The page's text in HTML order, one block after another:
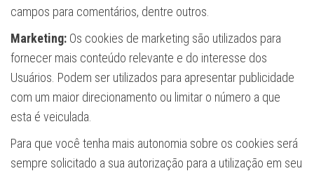
campos para comentários, dentre outros.
Marketing: Os cookies de marketing são utilizados para
fornecer mais conteúdo relevante e do interesse dos
Usuários. Podem ser utilizados para apresentar publicidade
com um maior direcionamento ou limitar o número a que
esta é veiculada.
Para que você tenha mais autonomia sobre os cookies será
sempre solicitado a sua autorização para a utilização em seu